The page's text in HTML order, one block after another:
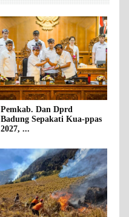
Pemkab. Dan Dprd
Badung Sepakati Kua-ppas
2027, ...